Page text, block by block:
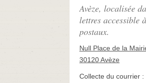
Avèze, localisée
lettres accessible
postaux.
Null Place de la
30120 Avèze
Collecte du courrier :